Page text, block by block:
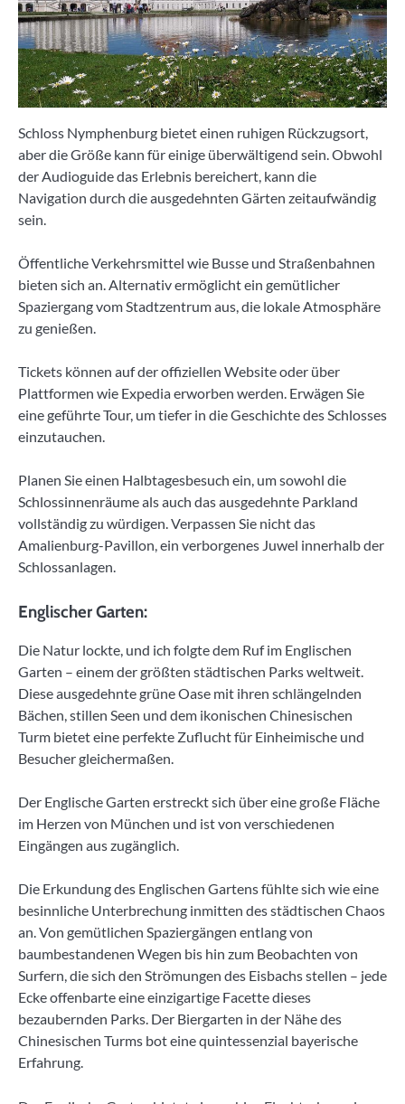
Schloss Nymphenburg bietet einen ruhigen Rückzugsort,
aber die Größe kann für einige überwältigend sein. Obwohl
der Audioguide das Erlebnis bereichert, kann die
Navigation durch die ausgedehnten Gärten zeitaufwändig
sein.
Öffentliche Verkehrsmittel wie Busse und Straßenbahnen
bieten sich an. Alternativ ermöglicht ein gemütlicher
Spaziergang vom Stadtzentrum aus, die lokale Atmosphäre
zu genießen.
Tickets können auf der offiziellen Website oder über
Plattformen wie Expedia erworben werden. Erwägen Sie
eine geführte Tour, um tiefer in die Geschichte des Schlosses
einzutauchen.
Planen Sie einen Halbtagesbesuch ein, um sowohl die
Schlossinnenräume als auch das ausgedehnte Parkland
vollständig zu würdigen. Verpassen Sie nicht das
Amalienburg-Pavillon, ein verborgenes Juwel innerhalb der
Schlossanlagen.
Englischer Garten:
Die Natur lockte, und ich folgte dem Ruf im Englischen
Garten – einem der größten städtischen Parks weltweit.
Diese ausgedehnte grüne Oase mit ihren schlängelnden
Bächen, stillen Seen und dem ikonischen Chinesischen
Turm bietet eine perfekte Zuflucht für Einheimische und
Besucher gleichermaßen.
Der Englische Garten erstreckt sich über eine große Fläche
im Herzen von München und ist von verschiedenen
Eingängen aus zugänglich.
Die Erkundung des Englischen Gartens fühlte sich wie eine
besinnliche Unterbrechung inmitten des städtischen Chaos
an. Von gemütlichen Spaziergängen entlang von
baumbestandenen Wegen bis hin zum Beobachten von
Surfern, die sich den Strömungen des Eisbachs stellen – jede
Ecke offenbarte eine einzigartige Facette dieses
bezaubernden Parks. Der Biergarten in der Nähe des
Chinesischen Turms bot eine quintessenzial bayerische
Erfahrung.